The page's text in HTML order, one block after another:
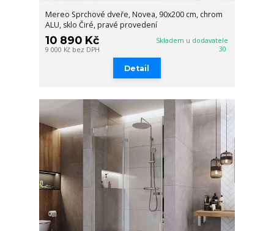
Mereo Sprchové dveře, Novea, 90x200 cm, chrom
ALU, sklo Čiré, pravé provedení
10 890 Kč
9 000 Kč bez DPH
Skladem u dodavatele
30
Detail